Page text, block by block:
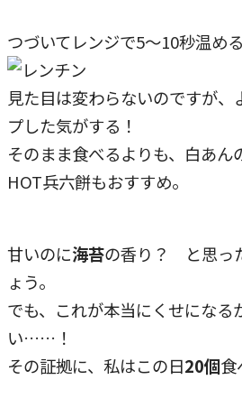
つづいてレンジで5～10秒温め
見た目は変わらないのですが、
プした気がする！
そのまま食べるよりも、白あん
HOT兵六餅もおすすめ。
甘いのに海苔の香り？ と思っ
ょう。
でも、これが本当にくせになる
い……！
その証拠に、私はこの日20個食